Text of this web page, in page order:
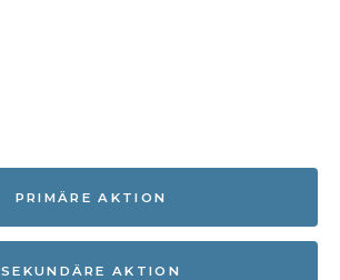
PRIMÄRE AKTION
SEKUNDÄRE AKTION